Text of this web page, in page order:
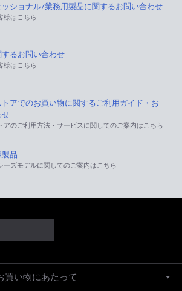
ッショナル/業務用製品に関するお問い合わせ
様はこちら
るお問い合わせ
様はこちら
トアでのお買い物に関するご利用ガイド・お
せ
アのご利用方法・サービスに関してのご案内はこちら
品
ーズモデルに関してのご案内はこちら
買い物にあたって